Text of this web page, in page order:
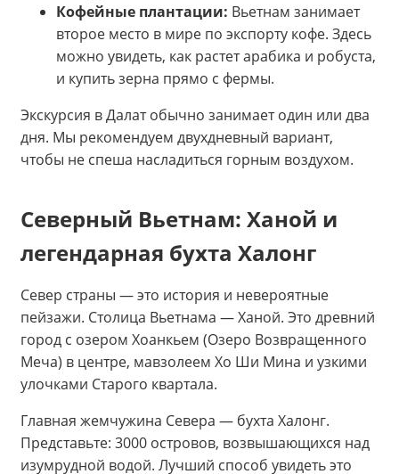
Кофейные плантации: Вьетнам занимает
второе место в мире по экспорту кофе. Здесь
можно увидеть, как растет арабика и робуста,
и купить зерна прямо с фермы.
Экскурсия в Далат обычно занимает один или два
дня. Мы рекомендуем двухдневный вариант,
чтобы не спеша насладиться горным воздухом.
Северный Вьетнам: Ханой и
легендарная бухта Халонг
Север страны — это история и невероятные
пейзажи. Столица Вьетнама — Ханой. Это древний
город с озером Хоанкьем (Озеро Возвращенного
Меча) в центре, мавзолеем Хо Ши Мина и узкими
улочками Старого квартала.
Главная жемчужина Севера — бухта Халонг.
Представьте: 3000 островов, возвышающихся над
изумрудной водой. Лучший способ увидеть это